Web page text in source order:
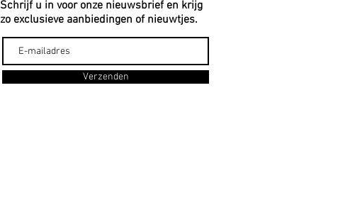
Schrijf u in voor onze nieuwsbrief en krijg
zo exclusieve aanbiedingen of nieuwtjes.
Verzenden